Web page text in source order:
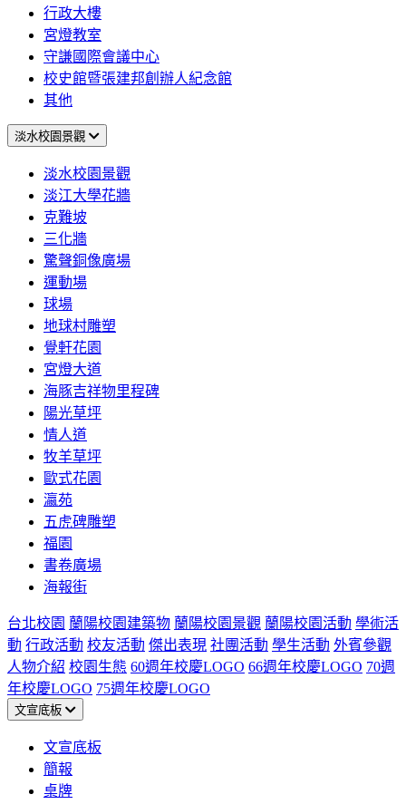
行政大樓
宮燈教室
守謙國際會議中心
校史館暨張建邦創辦人紀念館
其他
淡水校園景觀
淡水校園景觀
淡江大學花牆
克難坡
三化牆
驚聲銅像廣場
運動場
球場
地球村雕塑
覺軒花園
宮燈大道
海豚吉祥物里程碑
陽光草坪
情人道
牧羊草坪
歐式花園
瀛苑
五虎碑雕塑
福園
書卷廣場
海報街
台北校園 蘭陽校園建築物 蘭陽校園景觀 蘭陽校園活動 學術活
動 行政活動 校友活動 傑出表現 社團活動 學生活動 外賓參觀
人物介紹 校園生態 60週年校慶LOGO 66週年校慶LOGO 70週
年校慶LOGO 75週年校慶LOGO
文宣底板
文宣底板
簡報
桌牌